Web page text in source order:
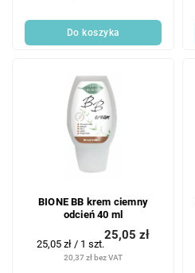
Do koszyka
BIONE BB krem ciemny
odcień 40 ml
20,37 zł bez VAT
25,05 zł
Cena
jednostkowa:
25,05 zł / 1 szt.